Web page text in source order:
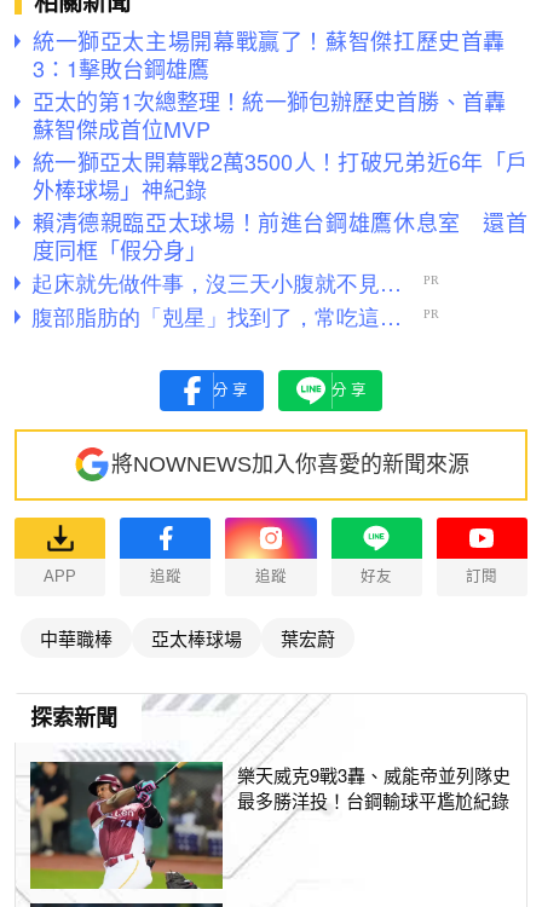
統一獅亞太主場開幕戰贏了！蘇智傑扛歷史首轟
3：1擊敗台鋼雄鷹
亞太的第1次總整理！統一獅包辦歷史首勝、首轟
蘇智傑成首位MVP
統一獅亞太開幕戰2萬3500人！打破兄弟近6年「戶
外棒球場」神紀錄
賴清德親臨亞太球場！前進台鋼雄鷹休息室 還首
度同框「假分身」
分享 分享
將NOWNEWS加入你喜愛的新聞來源
APP 追蹤 追蹤 好友 訂閱
中華職棒 亞太棒球場 葉宏蔚
探索新聞
樂天威克9戰3轟、威能帝並列隊史
最多勝洋投！台鋼輸球平尷尬紀錄